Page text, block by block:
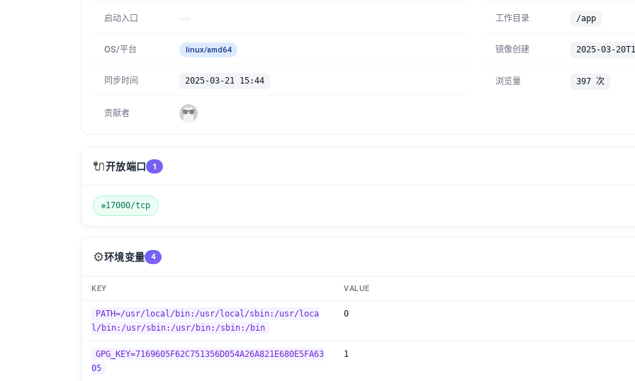
启动入口 工作目录 /app
OS/平台 linux/amd64 镜像创建 2025-03-
同步时间 2025-03-21 15:44 浏览量 397 次
贡献者
🔌开放端口 1
17000/tcp
⚙️环境变量 4
KEY VALUE
PATH=/usr/local/bin:/usr/local/sbin:/usr/loca
l/bin:/usr/sbin:/usr/bin:/sbin:/bin
0
GPG_KEY=7169605F62C751356D054A26A821E680E5FA63
05
1